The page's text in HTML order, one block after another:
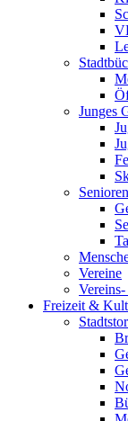
Junges
Senioren
Vereine
Freizeit &